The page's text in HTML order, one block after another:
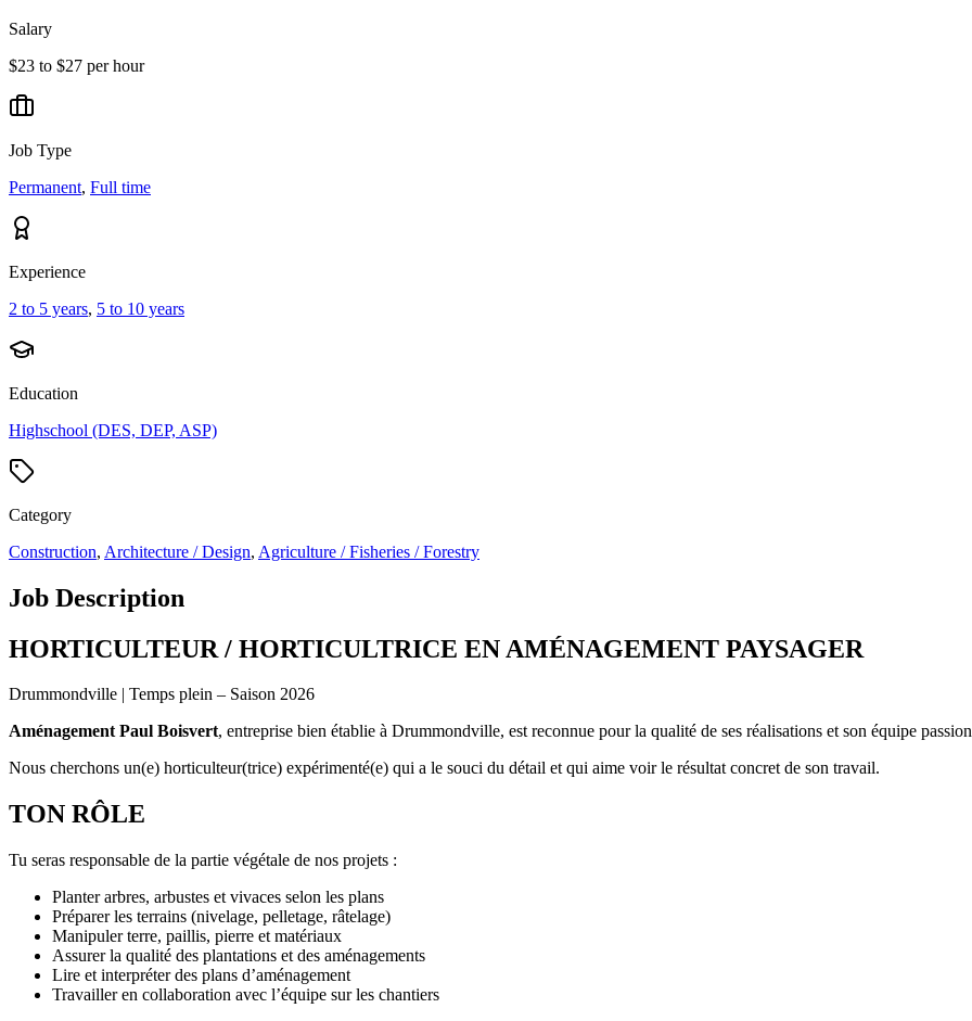
Salary
$23 to $27 per hour
Job Type
Permanent, Full time
Experience
2 to 5 years, 5 to 10 years
Education
Highschool (DES, DEP, ASP)
Category
Construction, Architecture / Design, Agriculture / Fisheries / Forestry
Job Description
HORTICULTEUR / HORTICULTRICE EN AMÉNAGEMENT PAYSAGER
Drummondville | Temps plein – Saison 2026
Aménagement Paul Boisvert, entreprise bien établie à Drummondville, est reconnue pour la qualité de ses réalisations et son équipe
Nous cherchons un(e) horticulteur(trice) expérimenté(e) qui a le souci du détail et qui aime voir le résultat concret de son travail.
TON RÔLE
Tu seras responsable de la partie végétale de nos projets :
Planter arbres, arbustes et vivaces selon les plans
Préparer les terrains (nivelage, pelletage, râtelage)
Manipuler terre, paillis, pierre et matériaux
Assurer la qualité des plantations et des aménagements
Lire et interpréter des plans d’aménagement
Travailler en collaboration avec l’équipe sur les chantiers